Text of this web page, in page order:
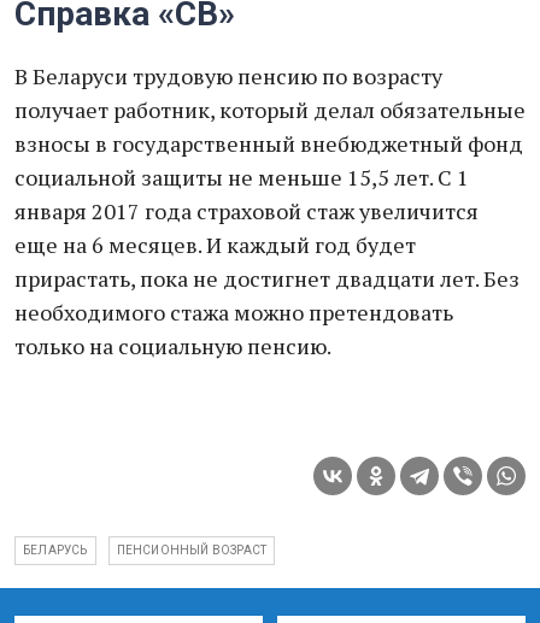
Справка «СВ»
В Беларуси трудовую пенсию по возрасту
получает работник, который делал обязательные
взносы в государственный внебюджетный фонд
социальной защиты не меньше 15,5 лет. С 1
января 2017 года страховой стаж увеличится
еще на 6 месяцев. И каждый год будет
прирастать, пока не достигнет двадцати лет. Без
необходимого стажа можно претендовать
только на социальную пенсию.
БЕЛАРУСЬ ПЕНСИОННЫЙ ВОЗРАСТ